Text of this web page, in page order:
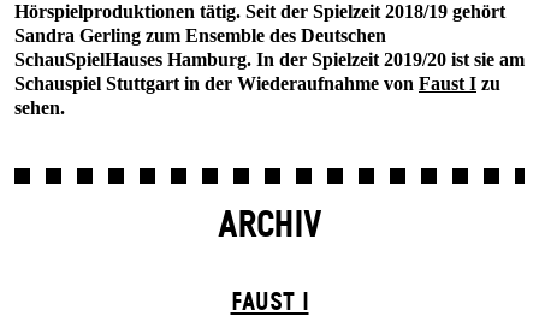
Hörspielproduktionen tätig. Seit der Spielzeit 2018/19 gehört
Sandra Gerling zum Ensemble des Deutschen
SchauSpielHauses Hamburg. In der Spielzeit 2019/20 ist sie am
Schauspiel Stuttgart in der Wiederaufnahme von Faust I zu
sehen.
ARCHIV
FAUST I